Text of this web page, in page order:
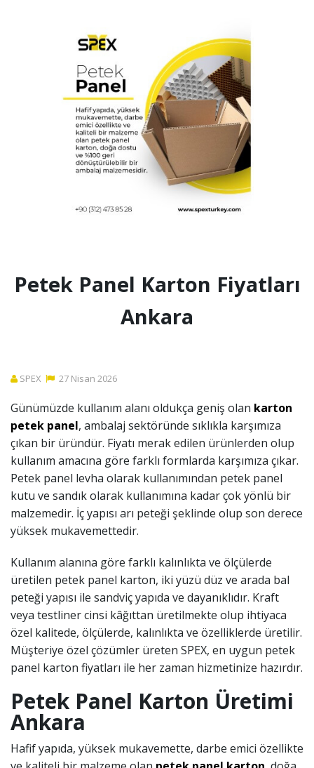
Petek Panel Karton Fiyatları
Ankara
SPEX 27 Nisan 2026
Günümüzde kullanım alanı oldukça geniş olan karton
petek panel, ambalaj sektöründe sıklıkla karşımıza
çıkan bir üründür. Fiyatı merak edilen ürünlerden olup
kullanım amacına göre farklı formlarda karşımıza çıkar.
Petek panel levha olarak kullanımından petek panel
kutu ve sandık olarak kullanımına kadar çok yönlü bir
malzemedir. İç yapısı arı peteği şeklinde olup son derece
yüksek mukavemettedir.
Kullanım alanına göre farklı kalınlıkta ve ölçülerde
üretilen petek panel karton, iki yüzü düz ve arada bal
peteği yapısı ile sandviç yapıda ve dayanıklıdır. Kraft
veya testliner cinsi kâğıttan üretilmekte olup ihtiyaca
özel kalitede, ölçülerde, kalınlıkta ve özelliklerde üretilir.
Müşteriye özel çözümler üreten SPEX, en uygun petek
panel karton fiyatları ile her zaman hizmetinize hazırdır.
Petek Panel Karton Üretimi
Ankara
Hafif yapıda, yüksek mukavemette, darbe emici özellikte